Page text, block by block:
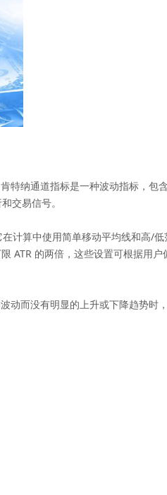
纳通道指标是一种波动指标，包
交易信号。
算中使用简单移动平均线和高/低
ATR 的两倍，这些设置可根据用户
而没有明显的上升或下降趋势时